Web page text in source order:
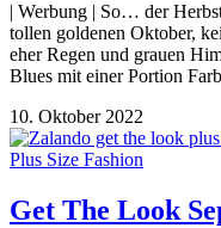
| Werbung | So… der
tollen goldenen Oktober,
eher Regen und grauen
Blues mit einer Portion
10. Oktober 2022
Plus Size Fashion
Get The Look